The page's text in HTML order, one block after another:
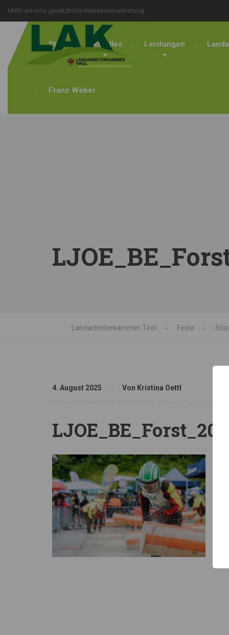
Mehr als eine gesetzliche Interessenvertretung
Start Aktuelles Leistungen
Franz Weber
Landarbeiterkammer Tirol Feste
4. August 2025 Von Kristina Oettl